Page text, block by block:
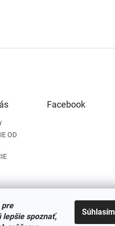
pre
lepšie spoznať,
Súhlasím
OD
Facebook